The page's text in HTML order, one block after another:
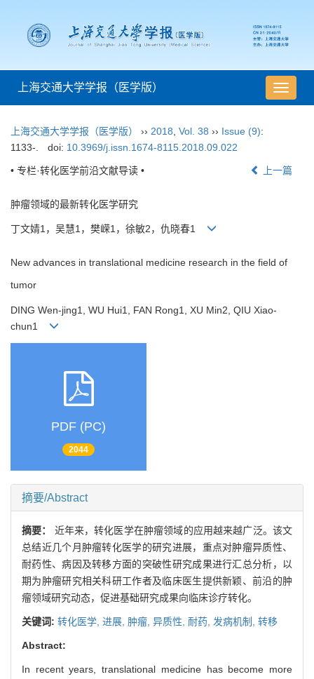
导
航
上海交通大学学报（医学版）
上海交通大学学报（医学版） ›› 2018 Vol. 38 ›› Issue (9):
1133-.
doi: 10.3969/j.issn.1674-8115.2018.09.022
• 专栏·转化医学前沿文献导读 • 上一篇
肿瘤领域的最新转化医学研究
丁文婧1，吴慧1，樊嵘1，徐敏2，仇晓春1
New advances in translational medicine research in the field of
tumor
DING Wen-jing1, WU Hui1, FAN Rong1, XU Min2, QIU Xiao-
chun1
PDF (PC)
2044
摘要/Abstract
摘要： 近年来，转化医学在肿瘤领域的应用越来越广泛。该文
总结近几个月肿瘤转化医学的研究进展，重点对肿瘤异质性、
耐药性、病因及转移方面的突破性研究成果进行汇总分析，以
期为肿瘤研究相关科研工作者及临床医生提供新颖、前沿的肿
瘤领域研究动态，促进基础研究成果向临床诊疗转化。
关键词: 转化医学, 进展, 肿瘤, 异质性, 耐药, 发病机制, 转移
Abstract:
In recent years, translational medicine has become more